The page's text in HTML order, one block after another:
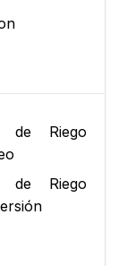
de Riego
de Riego